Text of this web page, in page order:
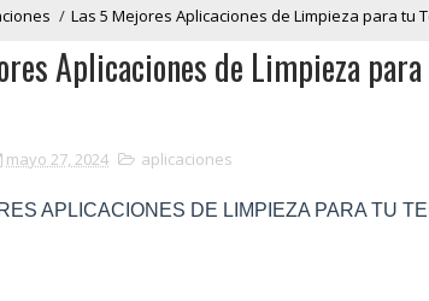
/ Las 5 Mejores Aplicaciones de Limpieza para tu
Aplicaciones de Limpieza
mayo 27, 2024 aplicaciones
APLICACIONES DE LIMPIEZA PARA TU